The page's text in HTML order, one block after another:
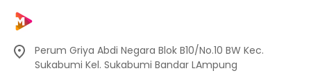
Perum Griya Abdi Negara Blok B10/No.10 BW Kec.
Sukabumi Kel. Sukabumi Bandar LAmpung